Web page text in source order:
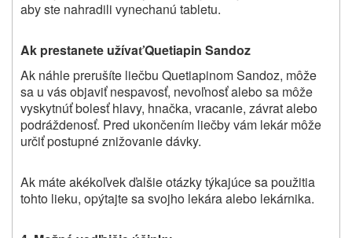
aby ste nahradili vynechanú tabletu.
Ak prestanete užívaťQuetiapin Sandoz
Ak náhle prerušíte liečbu Quetiapinom Sandoz, môže
sa u vás objaviť nespavosť, nevoľnosť alebo sa môže
vyskytnúť bolesť hlavy, hnačka, vracanie, závrat alebo
podráždenosť. Pred ukončením liečby vám lekár môže
určiť postupné znižovanie dávky.
Ak máte akékoľvek ďalšie otázky týkajúce sa použitia
tohto lieku, opýtajte sa svojho lekára alebo lekárnika.